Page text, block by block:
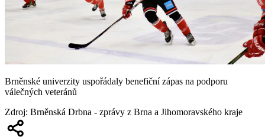
Brněnské univerzity uspořádaly benefiční zápas na podporu
válečných veteránů
Zdroj: Brněnská Drbna - zprávy z Brna a Jihomoravského kraje